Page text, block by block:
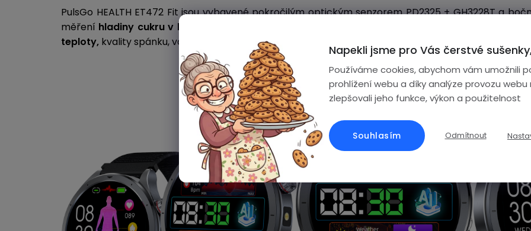
Napekli jsme pro Vás čerstvé
Používáme cookies, abychom vám umožnili
prohlížení webu a díky analýze provozu
zlepšovali jeho funkce, výkon a použitelnost
Odmítnout
Souhlasím
PulsGo HEALTH ET472 Fit jsou vybavené pokročilým optickým senzoremPD2325 + GH3228T a
měření hladiny cukru v krvi
teploty, kvality spánku, variability srdečního tepu (HRV),